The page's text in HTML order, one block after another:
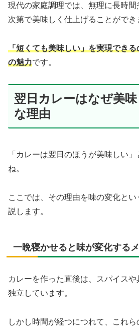
現代の家庭調理では、無理に長時
次第で美味しく仕上げることができ
「短くても美味しい」を実現でき
の魅力です。
翌日カレーはなぜ美
な理由
「カレーは翌日のほうが美味しい
ね。
ここでは、その理由を味の変化と
説します。
一晩寝かせると味が変化する
カレーを作った直後は、スパイス
独立しています。
しかし時間が経つにつれて、これ